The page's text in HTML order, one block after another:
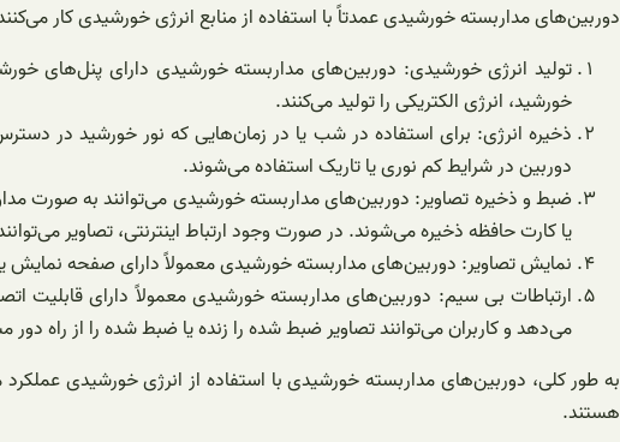
دوربین‌های مداربسته خورشیدی عمدتاً با استفاده از منابع انرژی خورشیدی کار
تولید انرژی خورشیدی: دوربین‌های مداربسته خورشیدی دارای پنل‌های
خورشید، انرژی الکتریکی را تولید می‌کنند.
ذخیره انرژی: برای استفاده در شب یا در زمان‌هایی که نور خورشید در
دوربین در شرایط کم نوری یا تاریک استفاده می‌شوند.
ضبط و ذخیره تصاویر: دوربین‌های مداربسته خورشیدی می‌توانند به صورت
یا کارت حافظه ذخیره می‌شوند. در صورت وجود ارتباط اینترنتی، تصاویر
نمایش تصاویر: دوربین‌های مداربسته خورشیدی معمولاً دارای صفحه نمایش
ارتباطات بی سیم: دوربین‌های مداربسته خورشیدی معمولاً دارای قابلیت
می‌دهد و کاربران می‌توانند تصاویر ضبط شده را زنده یا ضبط شده را از راه دور
به طور کلی، دوربین‌های مداربسته خورشیدی با استفاده از انرژی خورشیدی
هستند.